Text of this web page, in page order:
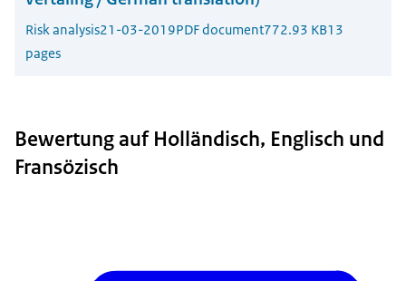
Risk analysis21-03-2019PDF document772.93 KB13
pages
Bewertung auf Holländisch, Englisch und
Fransözisch